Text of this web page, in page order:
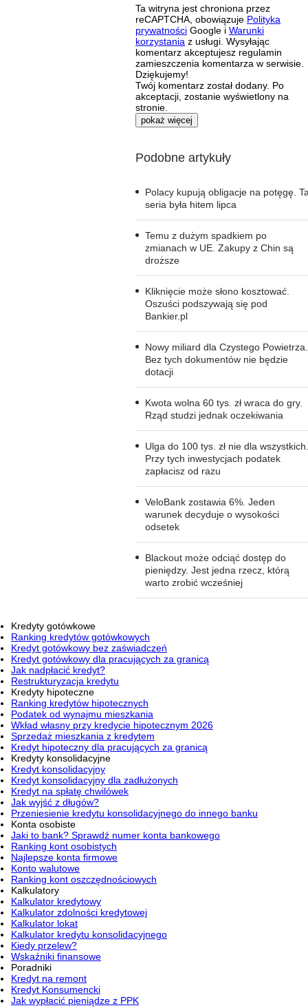
Ta witryna jest chroniona przez
reCAPTCHA, obowiązuje Polityka
prywatności Google i Warunki
korzystania z usługi. Wysyłając
komentarz akceptujesz regulamin
zamieszczenia komentarza w serwisie.
Dziękujemy!
Twój komentarz został dodany. Po
akceptacji, zostanie wyświetlony na
stronie.
pokaż więcej
Podobne artykuły
Polacy kupują obligacje na potęgę.
seria była hitem lipca
Temu z dużym spadkiem po
zmianach w UE. Zakupy z Chin są
droższe
Kliknięcie może słono kosztować.
Oszuści podszywają się pod
Bankier.pl
Nowy miliard dla Czystego Powietrza.
Bez tych dokumentów nie będzie
dotacji
Kwota wolna 60 tys. zł wraca do gry.
Rząd studzi jednak oczekiwania
Ulga do 100 tys. zł nie dla wszystkich.
Przy tych inwestycjach podatek
zapłacisz od razu
VeloBank zostawia 6%. Jeden
warunek decyduje o wysokości
odsetek
Blackout może odciąć dostęp do
pieniędzy. Jest jedna rzecz, którą
warto zrobić wcześniej
Kredyty gotówkowe
Ranking kredytów gotówkowych
Kredyt gotówkowy bez zaświadczeń
Kredyt gotówkowy dla pracujących za granicą
Jak nadpłacić kredyt?
Restrukturyzacja kredytu
Kredyty hipoteczne
Ranking kredytów hipotecznych
Podatek od wynajmu mieszkania
Wkład własny przy kredycie hipotecznym 2026
Sprzedaż mieszkania z kredytem
Kredyt hipoteczny dla pracujących za granicą
Kredyty konsolidacyjne
Kredyt konsolidacyjny
Kredyt konsolidacyjny dla zadłużonych
Kredyt na spłatę chwilówek
Jak wyjść z długów?
Przeniesienie kredytu konsolidacyjnego do innego banku
Konta osobiste
Jaki to bank? Sprawdź numer konta bankowego
Ranking kont osobistych
Najlepsze konta firmowe
Konto walutowe
Ranking kont oszczędnościowych
Kalkulatory
Kalkulator kredytowy
Kalkulator zdolności kredytowej
Kalkulator lokat
Kalkulator kredytu konsolidacyjnego
Kiedy przelew?
Wskaźniki finansowe
Poradniki
Kredyt na remont
Kredyt Konsumencki
Jak wypłacić pieniądze z PPK